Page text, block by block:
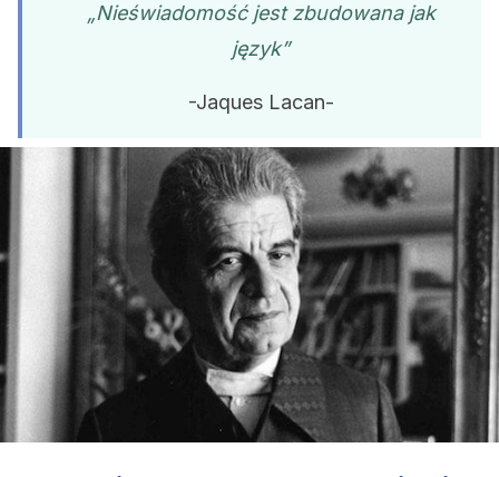
„Nieświadomość jest zbudowana jak
język”
-Jaques Lacan-